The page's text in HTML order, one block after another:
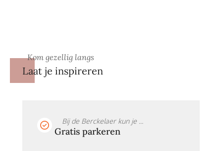
Kom gezellig langs
Laat je inspireren
Bij de Berckelaer kun je ...
Gratis parkeren